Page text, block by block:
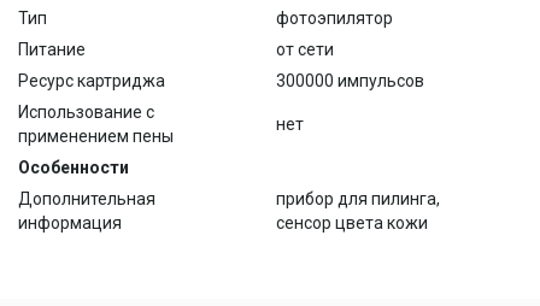
Тип
фотоэпилятор
Питание
от сети
Ресурс картриджа
300000 импульсов
Использование с
применением пены
нет
Особенности
Дополнительная
информация
прибор для пилинга,
сенсор цвета кожи